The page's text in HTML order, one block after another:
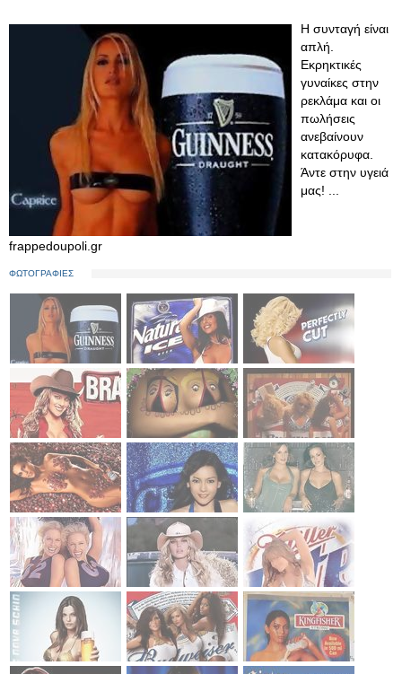
Η συνταγή είναι
απλή.
Εκρηκτικές
γυναίκες στην
ρεκλάμα και οι
πωλήσεις
ανεβαίνουν
κατακόρυφα.
Άντε στην υγειά
μας! ...
frappedoupoli.gr
ΦΩΤΟΓΡΑΦΙΕΣ